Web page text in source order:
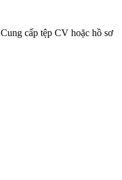
Cung cấp tệp CV hoặc hồ sơ